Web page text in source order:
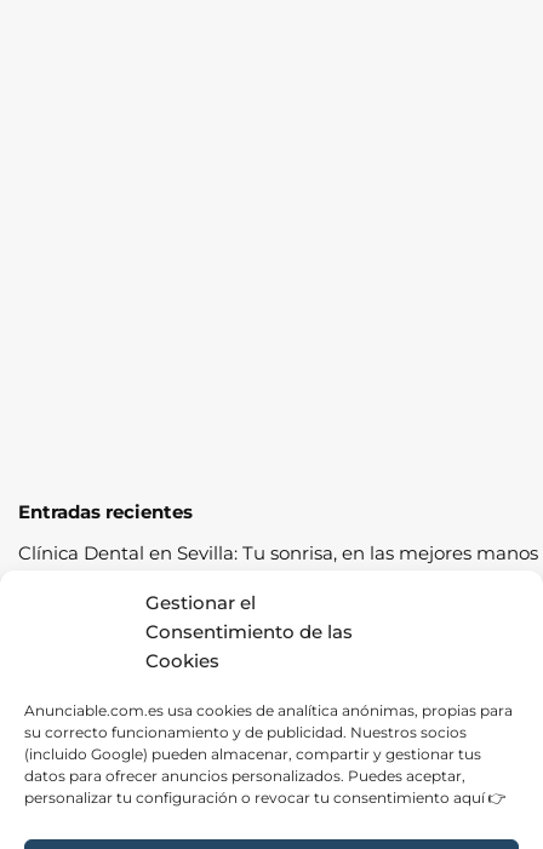
Gestionar el
Consentimiento de las
Cookies
Anunciable.com.es usa cookies de analítica anónimas, propias para
su correcto funcionamiento y de publicidad. Nuestros socios
(incluido Google) pueden almacenar, compartir y gestionar tus
datos para ofrecer anuncios personalizados. Puedes aceptar,
personalizar tu configuración o revocar tu consentimiento aquí 👉
Entradas recientes
Clínica Dental en Sevilla: Tu sonrisa, en las mejores manos
Cómo pasar la ITV a la primera: guía completa con
consejos prácticos
Los cereales sostenibles representan una oportunidad de
Fábrica de Canapés en Barcelona: La Mejor Opción para
tu Descanso
Las ventajas de contratar una empresa de alquiler de
carpas para tus eventos